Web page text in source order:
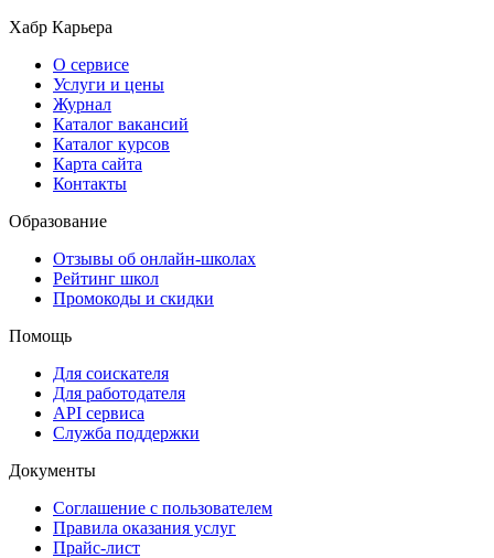
Хабр Карьера
О сервисе
Услуги и цены
Журнал
Каталог вакансий
Каталог курсов
Карта сайта
Контакты
Образование
Отзывы об онлайн-школах
Рейтинг школ
Промокоды и скидки
Помощь
Для соискателя
Для работодателя
API сервиса
Служба поддержки
Документы
Соглашение с пользователем
Правила оказания услуг
Прайс-лист